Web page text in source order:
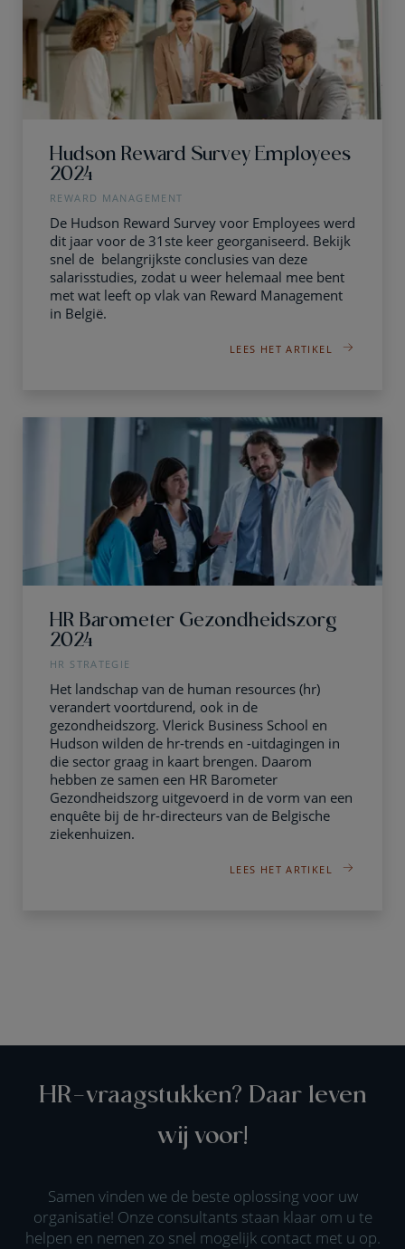
Hudson Reward Survey Employees
2024
REWARD MANAGEMENT
De Hudson Reward Survey voor Employees werd
dit jaar voor de 31ste keer georganiseerd. Bekijk
snel de belangrijkste conclusies van deze
salarisstudies, zodat u weer helemaal mee bent
met wat leeft op vlak van Reward Management
in België.
LEES HET ARTIKEL
HR Barometer Gezondheidszorg
2024
HR STRATEGIE
Het landschap van de human resources (hr)
verandert voortdurend, ook in de
gezondheidszorg. Vlerick Business School en
Hudson wilden de hr-trends en -uitdagingen in
die sector graag in kaart brengen. Daarom
hebben ze samen een HR Barometer
Gezondheidszorg uitgevoerd in de vorm van een
enquête bij de hr-directeurs van de Belgische
ziekenhuizen.
LEES HET ARTIKEL
HR-vraagstukken? Daar leven
wij voor!
Samen vinden we de beste oplossing voor uw
organisatie! Onze consultants staan klaar om u te
helpen en nemen zo snel mogelijk contact met u op.